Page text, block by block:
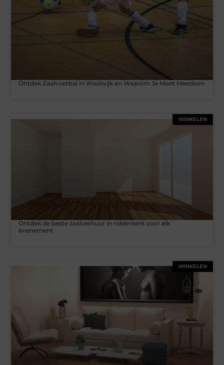
Ontdek Zaalvoetbal in Waalwijk en Waarom Je Moet Meedoen
WINKELEN
Ontdek de beste zaalverhuur in ridderkerk voor elk
evenement
WINKELEN